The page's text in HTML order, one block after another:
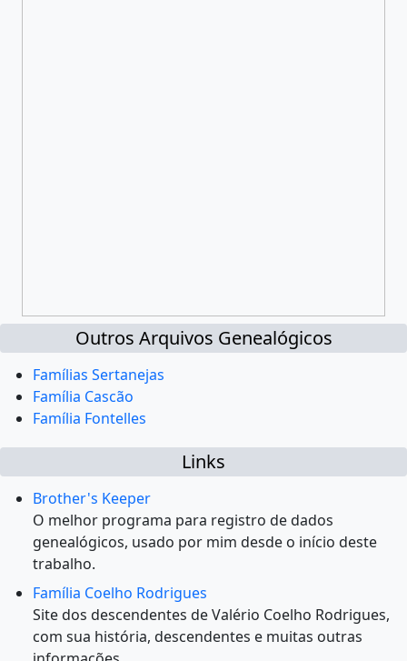
Outros Arquivos Genealógicos
Famílias Sertanejas
Família Cascão
Família Fontelles
Links
Brother's Keeper
O melhor programa para registro de dados
genealógicos, usado por mim desde o início deste
trabalho.
Família Coelho Rodrigues
Site dos descendentes de Valério Coelho Rodrigues,
com sua história, descendentes e muitas outras